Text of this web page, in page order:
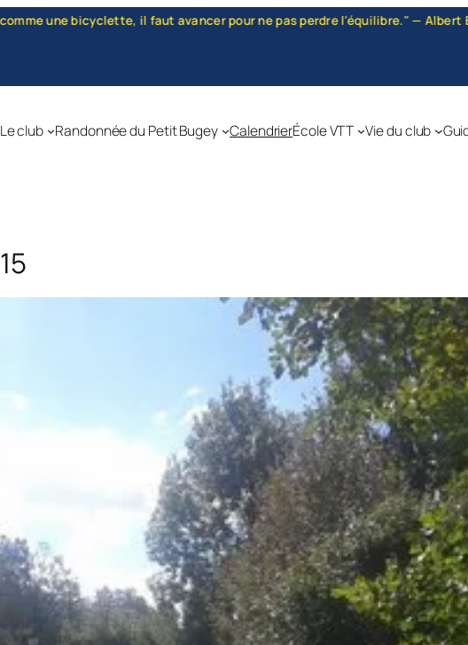
faut avancer pour ne pas perdre l'équilibre." — Albert Einstein — "Quand
Le club Randonnée du Petit Bugey CalendrierÉcole VTT Vie du club